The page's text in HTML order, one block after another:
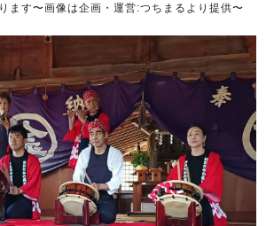
ます〜画像は企画・運営:つちまるより提供〜